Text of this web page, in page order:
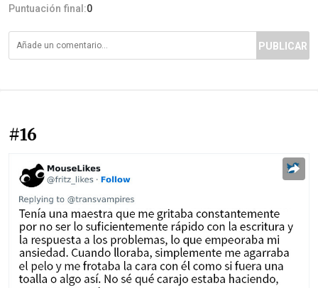
Puntuación final:0
PUBLICAR
#16